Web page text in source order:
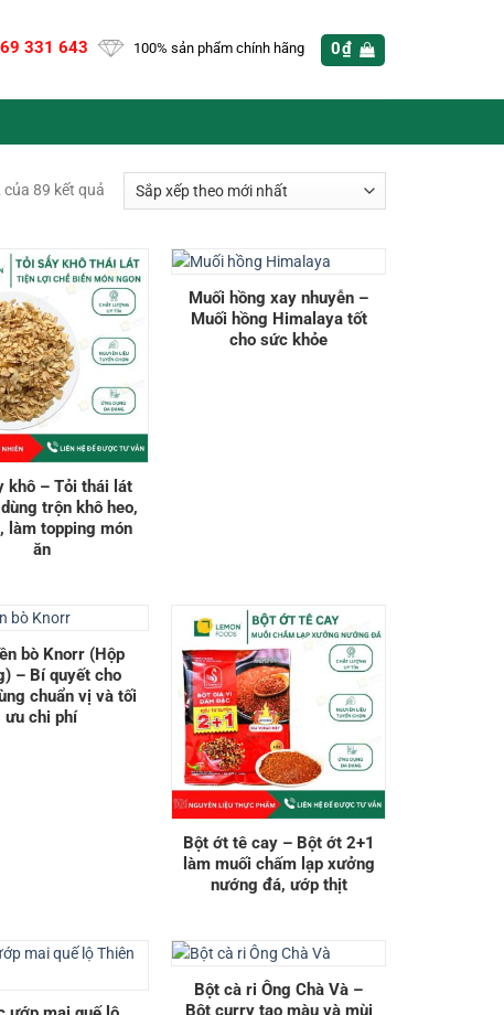
331 643 100% sản phẩm chính hãng 0₫
89 kết quảĐã
sắp
theo
mới
nhất
khô – Tỏi thái lát
trộn khô heo,
làm topping món
ăn
Muối hồng xay nhuyễn –
Muối hồng Himalaya tốt
cho sức khỏe
bò Knorr (Hộp
– Bí quyết cho
chuẩn vị và tối
ưu chi phí
Bột ớt tê cay – Bột ớt 2+1
làm muối chấm lạp xưởng
nướng đá, ướp thịt
Bột cà ri Ông Chà Và –
Bột curry tạo màu và mùi